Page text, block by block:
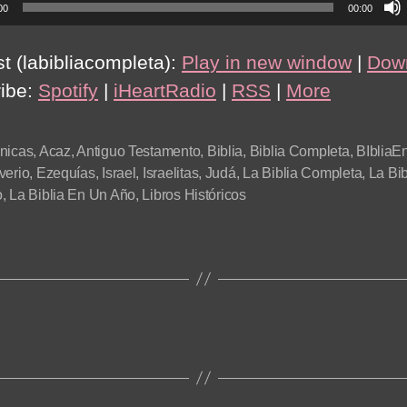
00:00
(labibliacompleta): Play in new window |
Spotify | iHeartRadio | RSS | More
, Acaz,Antiguo Testamento, Biblia, Biblia Completa,
, Ezequías, Israel , Israelitas, Judá, La Biblia Completa, La
, La Biblia En Un Año, Libros Históricos